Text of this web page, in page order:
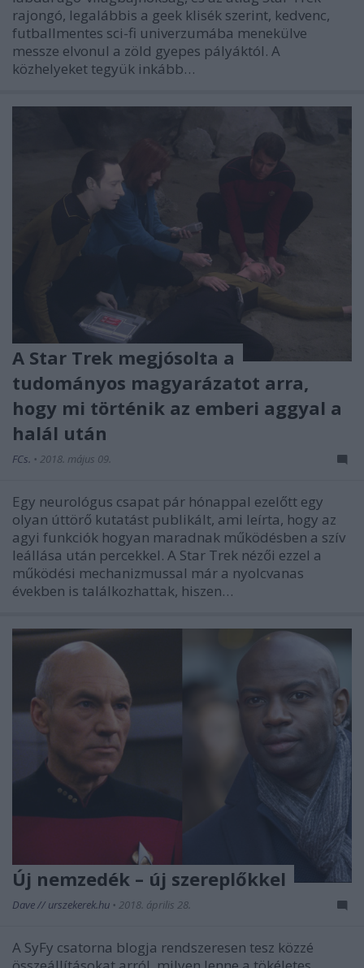
rajongó, legalábbis a geek klisék szerint, kedvenc,
futballmentes sci-fi univerzumába menekülve
messze elvonul a zöld gyepes pályáktól. A
közhelyeket tegyük inkább…
A Star Trek megjósolta a
tudományos magyarázatot arra,
hogy mi történik az emberi aggyal a
halál után
FCs. • 2018. május 09.
Egy neurológus csapat pár hónappal ezelőtt egy
olyan úttörő kutatást publikált, ami leírta, hogy az
agyi funkciók hogyan maradnak működésben a szív
leállása után percekkel. A Star Trek nézői ezzel a
működési mechanizmussal már a nyolcvanas
években is találkozhattak, hiszen…
Új nemzedék – új szereplőkkel
Dave // urszekerek.hu • 2018. április 28.
A SyFy csatorna blogja rendszeresen tesz közzé